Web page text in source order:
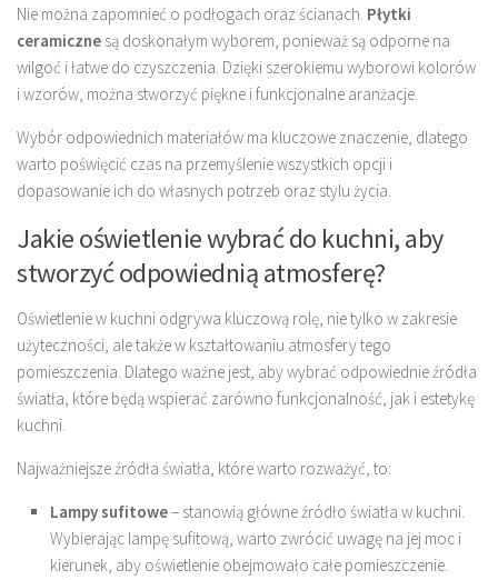
Nie można zapomnieć o podłogach oraz ścianach. Płytki
ceramiczne są doskonałym wyborem, ponieważ są odporne na
wilgoć i łatwe do czyszczenia. Dzięki szerokiemu wyborowi kolorów
i wzorów, można stworzyć piękne i funkcjonalne aranżacje.
Wybór odpowiednich materiałów ma kluczowe znaczenie, dlatego
warto poświęcić czas na przemyślenie wszystkich opcji i
dopasowanie ich do własnych potrzeb oraz stylu życia.
Jakie oświetlenie wybrać do kuchni, aby
stworzyć odpowiednią atmosferę?
Oświetlenie w kuchni odgrywa kluczową rolę, nie tylko w zakresie
użyteczności, ale także w kształtowaniu atmosfery tego
pomieszczenia. Dlatego ważne jest, aby wybrać odpowiednie źródła
światła, które będą wspierać zarówno funkcjonalność, jak i estetykę
kuchni.
Najważniejsze źródła światła, które warto rozważyć, to:
Lampy sufitowe– stanowią główne źródło światła w kuchni.
Wybierając lampę sufitową, warto zwrócić uwagę na jej moc i
kierunek, aby oświetlenie obejmowało całe pomieszczenie.